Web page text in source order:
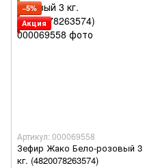
−5%
Акция
Артикул: 000069558
Зефир Жако Бело-розовый 3
кг. (4820078263574)